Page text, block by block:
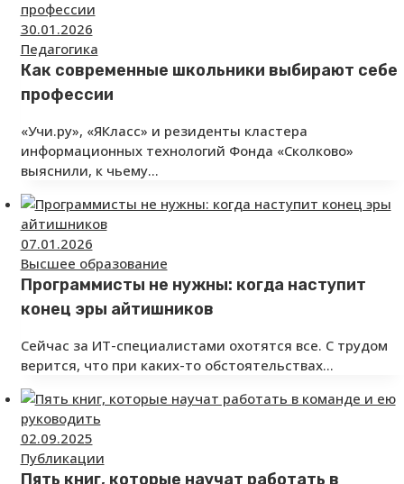
30.01.2026
Педагогика
Как современные школьники выбирают себе
профессии
«Учи.ру», «ЯКласс» и резиденты кластера
информационных технологий Фонда «Сколково»
выяснили, к чьему…
07.01.2026
Высшее образование
Программисты не нужны: когда наступит
конец эры айтишников
Сейчас за ИТ-специалистами охотятся все. С трудом
верится, что при каких-то обстоятельствах…
02.09.2025
Публикации
Пять книг, которые научат работать в